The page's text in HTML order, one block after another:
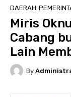
DAERAH
Miris
Cabang
Lain
By